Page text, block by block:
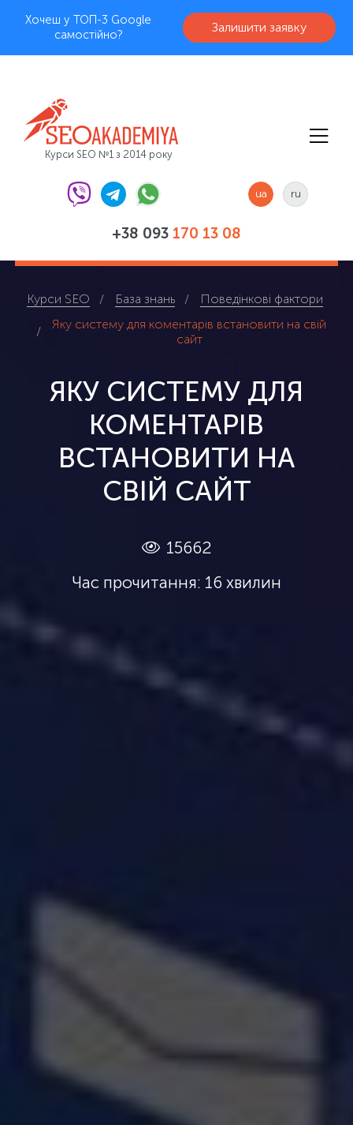
Хочеш у ТОП-3 Google
самостійно?
Залишити заявку
Курси SEO №1 з 2014 року
+38 093 170 13 08
ua ru
Курси SEO База знань
Поведінкові фактори
Яку систему для коментарів встановити на свій
сайт
ЯКУ СИСТЕМУ ДЛЯ
КОМЕНТАРІВ
ВСТАНОВИТИ НА
СВІЙ САЙТ
15662
Час прочитання: 16 хвилин